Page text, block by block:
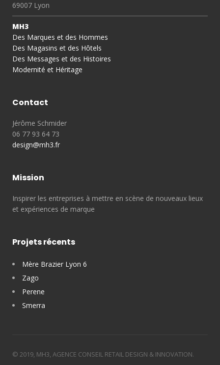
69007 Lyon
MH3
Des Marques et des Hommes
Des Magasins et des Hôtels
Des Messages et des Histoires
Modernité et Héritage
Contact
Jérôme Schmider
06 77 93 64 73
design@mh3.fr
Mission
Inspirer les entreprises à mettre en scène de nouveaux lieux
et expériences de marque
Projets récents
Mère Brazier Lyon 6
Zago
Perene
Smerra
© 2019, MH3, AGENCE CONSEIL RETAIL DESIGN & INNOVATION.